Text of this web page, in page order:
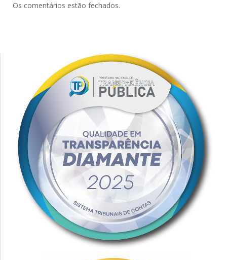
Os comentários estão fechados.